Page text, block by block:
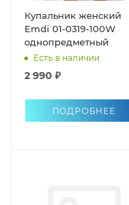
Купальник женский
Emdi 01-0319-100W
однопредметный
Есть в наличии
2 990 ₽
ПОДРОБНЕЕ